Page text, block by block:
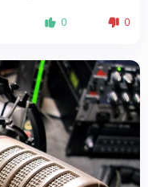
0 0